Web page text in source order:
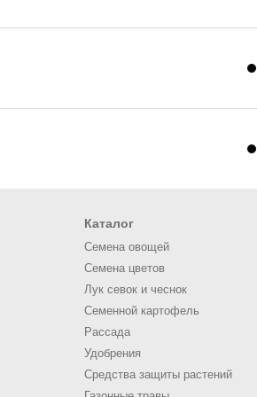
Каталог
Семена овощей
Семена цветов
Лук севок и чеснок
Семенной картофель
Рассада
Удобрения
Средства защиты растений